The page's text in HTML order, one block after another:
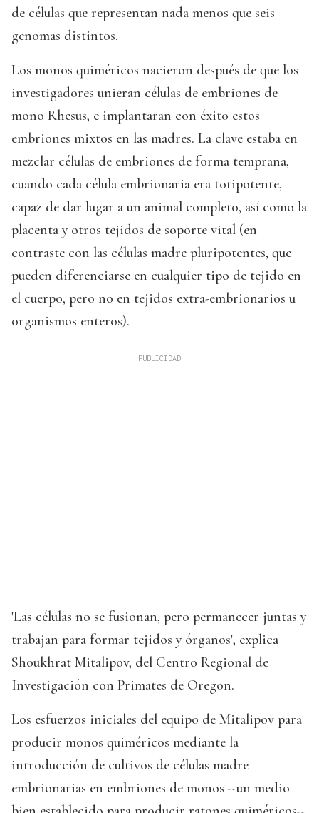
de células que representan nada menos que seis
genomas distintos.
Los monos quiméricos nacieron después de que los
investigadores unieran células de embriones de
mono Rhesus, e implantaran con éxito estos
embriones mixtos en las madres. La clave estaba en
mezclar células de embriones de forma temprana,
cuando cada célula embrionaria era totipotente,
capaz de dar lugar a un animal completo, así como la
placenta y otros tejidos de soporte vital (en
contraste con las células madre pluripotentes, que
pueden diferenciarse en cualquier tipo de tejido en
el cuerpo, pero no en tejidos extra-embrionarios u
organismos enteros).
'Las células no se fusionan, pero permanecer juntas y
trabajan para formar tejidos y órganos', explica
Shoukhrat Mitalipov, del Centro Regional de
Investigación con Primates de Oregon.
Los esfuerzos iniciales del equipo de Mitalipov para
producir monos quiméricos mediante la
introducción de cultivos de células madre
embrionarias en embriones de monos --un medio